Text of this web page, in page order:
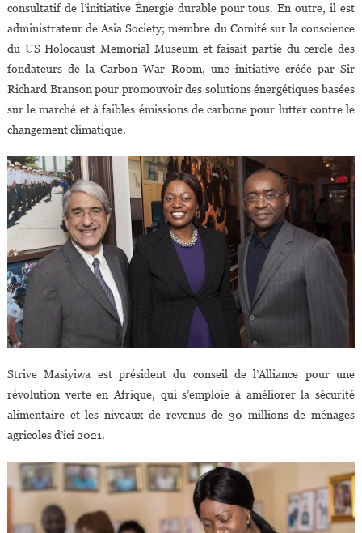
consultatif de l’initiative Énergie durable pour tous. En outre, il est
administrateur de Asia Society; membre du Comité sur la conscience
du US Holocaust Memorial Museum et faisait partie du cercle des
fondateurs de la Carbon War Room, une initiative créée par Sir
Richard Branson pour promouvoir des solutions énergétiques basées
sur le marché et à faibles émissions de carbone pour lutter contre le
changement climatique.
Strive Masiyiwa est président du conseil de l’Alliance pour une
révolution verte en Afrique, qui s’emploie à améliorer la sécurité
alimentaire et les niveaux de revenus de 30 millions de ménages
agricoles d’ici 2021.